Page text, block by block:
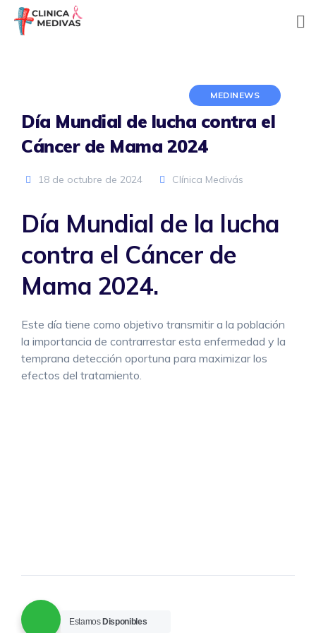
Skip
MEDINEWS
Día Mundial de lucha contra el
Cáncer de Mama 2024
18 de octubre de 2024 Clínica Medivás
Día Mundial de la lucha
contra el Cáncer de
Mama 2024.
Este día tiene como objetivo transmitir a la población
la importancia de contrarrestar esta enfermedad y la
temprana detección oportuna para maximizar los
efectos del tratamiento.
Estamos Disponibles